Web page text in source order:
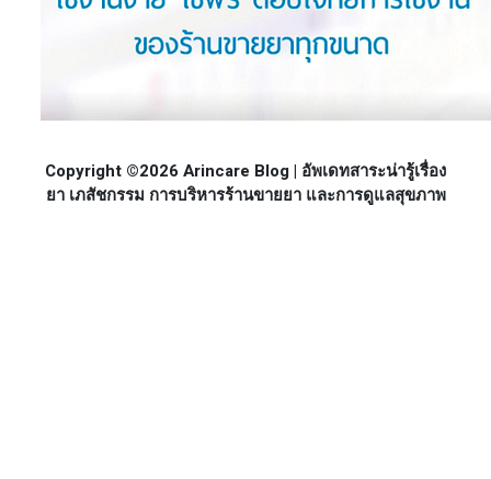
Copyright ©2026 Arincare Blog | อัพเดทสาระน่ารู้เรื่อง
ยา เภสัชกรรม การบริหารร้านขายยา และการดูแลสุขภาพ